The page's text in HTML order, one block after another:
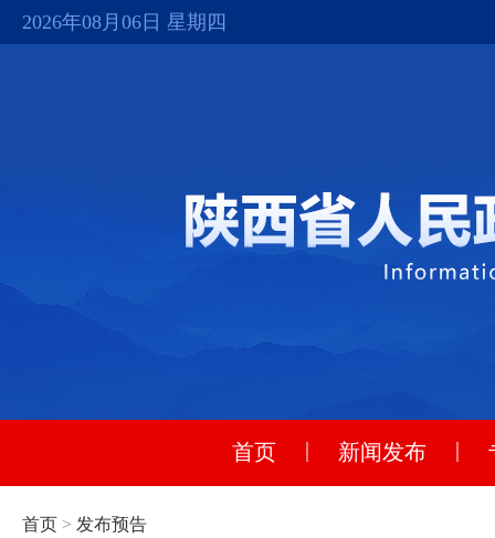
2026年08月06日 星期四
首页 | 新闻发布 |
首页 > 发布预告